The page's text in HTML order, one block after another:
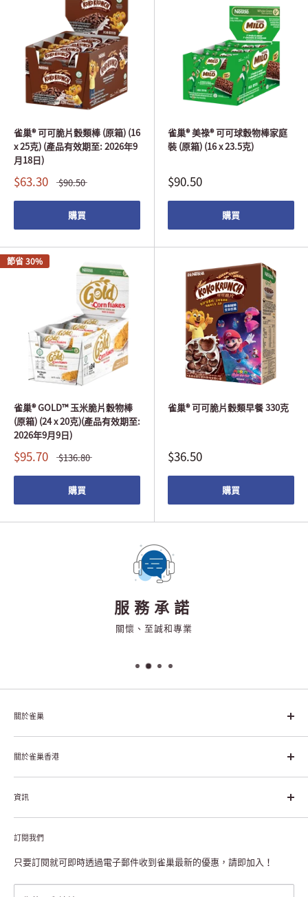
雀巢® 可可脆片穀類棒 (原箱) (16
x 25克) (產品有效期至: 2026年9
月18日)
$63.30 $90.50
購買
雀巢® 美祿® 可可球穀物棒家庭
裝 (原箱) (16 x 23.5克)
$90.50
購買
節省 30%
雀巢® GOLD™ 玉米脆片穀物棒
(原箱) (24 x 20克)(產品有效期至:
2026年9月9日)
$95.70 $136.80
購買
雀巢® 可可脆片穀類早餐 330克
$36.50
購買
關於雀巢
雀巢集團起源於1866年的瑞士，目前是全球領先的「營養、健康、
幸福生活」企業。雀巢的目標是「我們充分發掘食品的力量，提升
關於雀巢香港
關於雀巢香港
雀巢香港創造共享價值
聯絡我們
私隱聲明
註冊NESCAFÉ® Dolce Gusto®咖啡機
資訊
付款及送貨
退貨或更換
常見問題
訂閱我們
只要訂閱就可即時透過電子郵件收到雀巢最新的優惠，請即加入！